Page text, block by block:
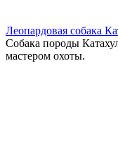
Леопардовая собака
Собака породы
мастером охоты.